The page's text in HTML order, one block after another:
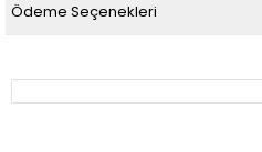
Ödeme Seçenekleri